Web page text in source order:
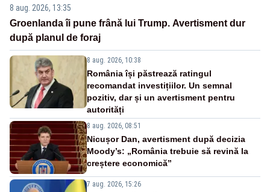
8 aug. 2026, 13:35
Groenlanda îi pune frână lui Trump. Avertisment dur
după planul de foraj
8 aug. 2026, 10:38
România își păstrează ratingul
recomandat investițiilor. Un semnal
pozitiv, dar și un avertisment pentru
autorități
8 aug. 2026, 08:51
Nicușor Dan, avertisment după decizia
Moody’s: „România trebuie să revină la
creștere economică”
7 aug. 2026, 15:26